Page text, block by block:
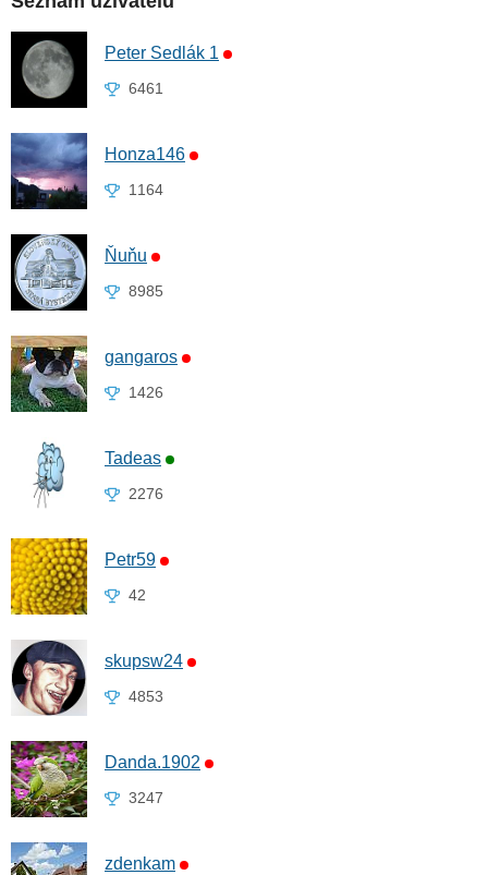
Peter Sedlák 1
6461
Honza146
1164
Ňuňu
8985
gangaros
1426
Tadeas
2276
Petr59
42
skupsw24
4853
Danda.1902
3247
zdenkam